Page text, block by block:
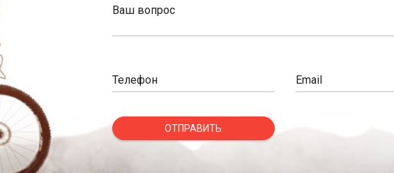
Ваш вопрос
Телефон Email
ОТПРАВИТЬ